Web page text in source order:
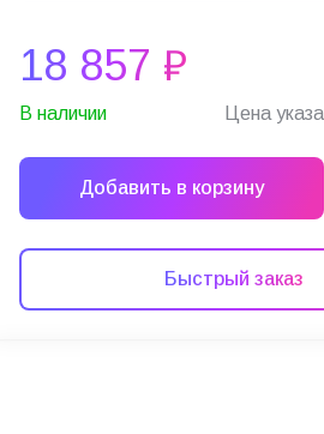
18 857 ₽
В наличии Цена
Добавить в корзину
Быстрый заказ